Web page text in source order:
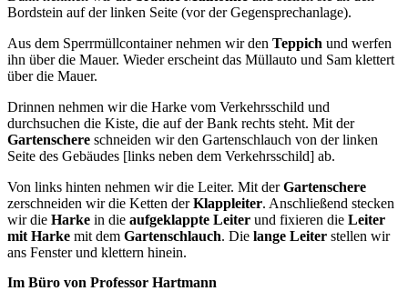
Bordstein auf der linken Seite (vor der Gegensprechanlage).
Aus dem Sperrmüllcontainer nehmen wir den Teppich und werfen
ihn über die Mauer. Wieder erscheint das Müllauto und Sam klettert
über die Mauer.
Drinnen nehmen wir die Harke vom Verkehrsschild und
durchsuchen die Kiste, die auf der Bank rechts steht. Mit der
Gartenschere schneiden wir den Gartenschlauch von der linken
Seite des Gebäudes [links neben dem Verkehrsschild] ab.
Von links hinten nehmen wir die Leiter. Mit derGartenschere
zerschneiden wir die Ketten derKlappleiter. Anschließend stecken
wir die Harke in die aufgeklappte Leiter und fixieren die Leiter
mit Harke mit dem Gartenschlauch. Die lange Leiter stellen wir
ans Fenster und klettern hinein.
Im Büro von Professor Hartmann